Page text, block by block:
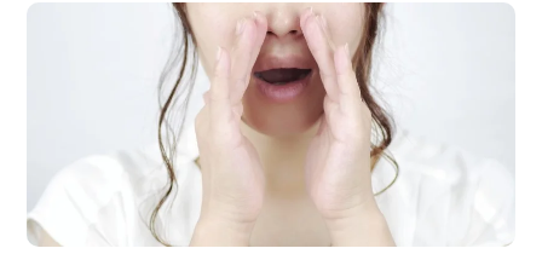
労働問題
掲載をご検討の弁護士の方へ